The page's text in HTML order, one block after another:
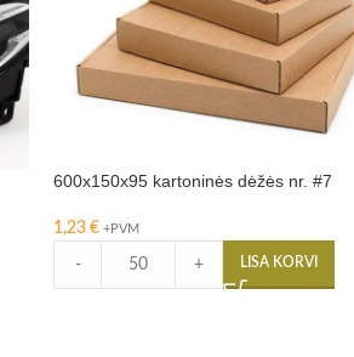
600x150x95 kartoninės dėžės nr. #7
1,23 € +PVM
- + LISA KORVI